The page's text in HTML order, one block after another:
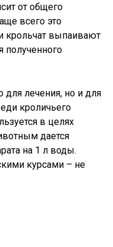
от общего
всего это
крольчат выпаивают
полученного
для лечения, но и для
кроличьего
в целях
дается
на 1 л воды.
курсами – не